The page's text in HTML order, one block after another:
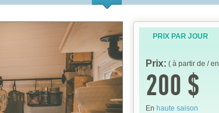
PRIX PAR JOUR
Prix: ( à partir de /
200 $
En haute saison